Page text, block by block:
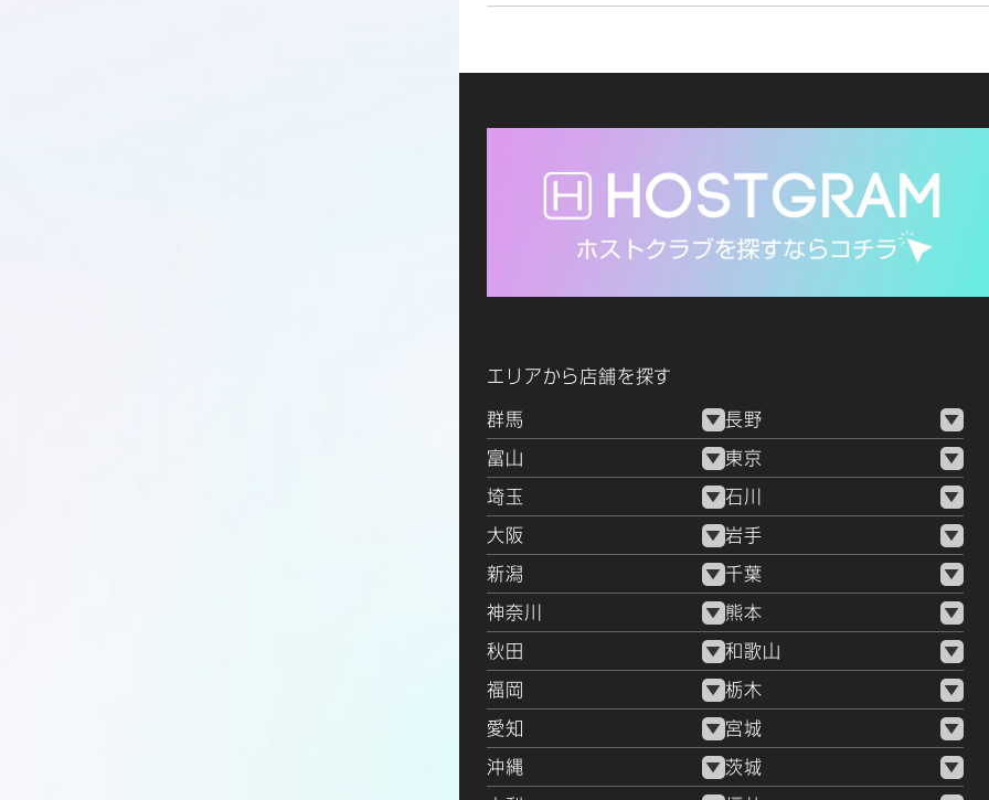
エリアから店舗を探す
群馬 長野
富山 東京
埼玉 石川
大阪 岩手
新潟 千葉
神奈川 熊本
秋田 和歌山
福岡 栃木
愛知 宮城
沖縄 茨城